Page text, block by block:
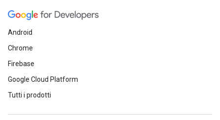
Android
Chrome
Firebase
Google Cloud Platform
Tutti i prodotti